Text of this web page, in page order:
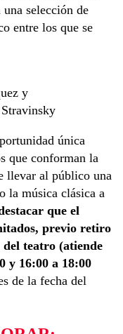
selección de
entre los que se
y
única
que conforman la
llevar al público una
la música clásica a
que el
previo retiro
teatro (atiende
y 16:00 a 18:00
de la fecha del